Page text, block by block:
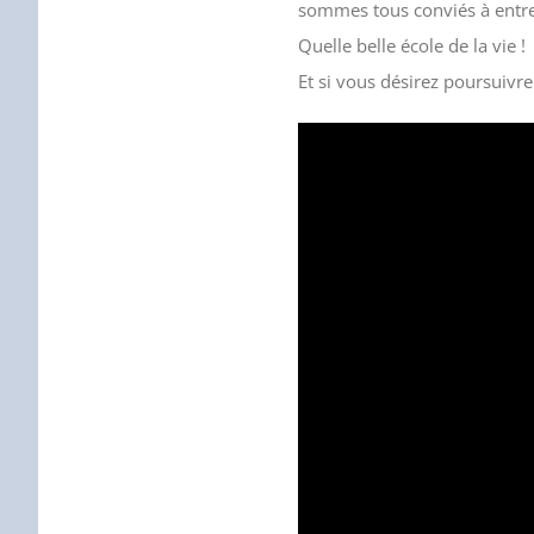
sommes tous conviés à
Quelle belle école de la vie !
Et si vous désirez